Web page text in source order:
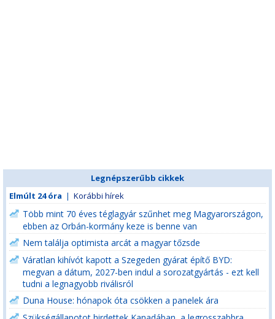
Legnépszerűbb cikkek
Elmúlt 24 óra | Korábbi hírek
Több mint 70 éves téglagyár szűnhet meg Magyarországon,
ebben az Orbán-kormány keze is benne van
Nem találja optimista arcát a magyar tőzsde
Váratlan kihívót kapott a Szegeden gyárat építő BYD:
megvan a dátum, 2027-ben indul a sorozatgyártás - ezt kell
tudni a legnagyobb riválisról
Duna House: hónapok óta csökken a panelek ára